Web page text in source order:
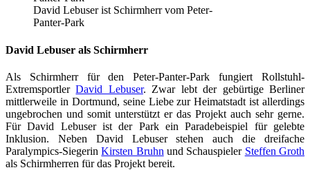
David Lebuser ist Schirmherr vom Peter-
Panter-Park
David Lebuser als Schirmherr
Als Schirmherr für den Peter-Panter-Park fungiert Rollstuhl-
ExtremsportlerDavid Lebuser. Zwar lebt der gebürtige Berliner
mittlerweile in Dortmund, seine Liebe zur Heimatstadt ist allerdings
ungebrochen und somit unterstützt er das Projekt auch sehr gerne.
Für David Lebuser ist der Park ein Paradebeispiel für gelebte
Inklusion. Neben David Lebuser stehen auch die dreifache
Paralympics-SiegerinKirsten Bruhn und Schauspieler Steffen Groth
als Schirmherren für das Projekt bereit.